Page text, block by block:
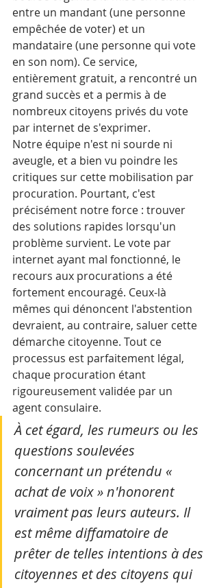
entre un mandant (une personne
empêchée de voter) et un
mandataire (une personne qui vote
en son nom). Ce service,
entièrement gratuit, a rencontré un
grand succès et a permis à de
nombreux citoyens privés du vote
par internet de s'exprimer.
Notre équipe n'est ni sourde ni
aveugle, et a bien vu poindre les
critiques sur cette mobilisation par
procuration. Pourtant, c'est
précisément notre force : trouver
des solutions rapides lorsqu'un
problème survient. Le vote par
internet ayant mal fonctionné, le
recours aux procurations a été
fortement encouragé. Ceux-là
mêmes qui dénoncent l'abstention
devraient, au contraire, saluer cette
démarche citoyenne. Tout ce
processus est parfaitement légal,
chaque procuration étant
rigoureusement validée par un
agent consulaire.
À cet égard, les rumeurs ou les
questions soulevées
concernant un prétendu «
achat de voix » n'honorent
vraiment pas leurs auteurs. Il
est même diffamatoire de
prêter de telles intentions à des
citoyennes et des citoyens qui